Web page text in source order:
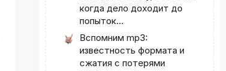
когда дело доходит до
попыток...
Вспомним mp3:
известность формата и
сжатия с потерями